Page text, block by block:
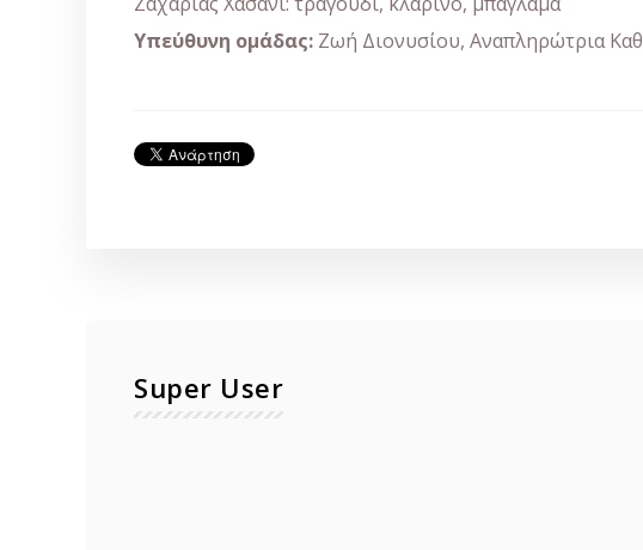
Υπεύθυνη ομάδας: Ζωή Διονυσίου, Αναπληρώτρια
Super User